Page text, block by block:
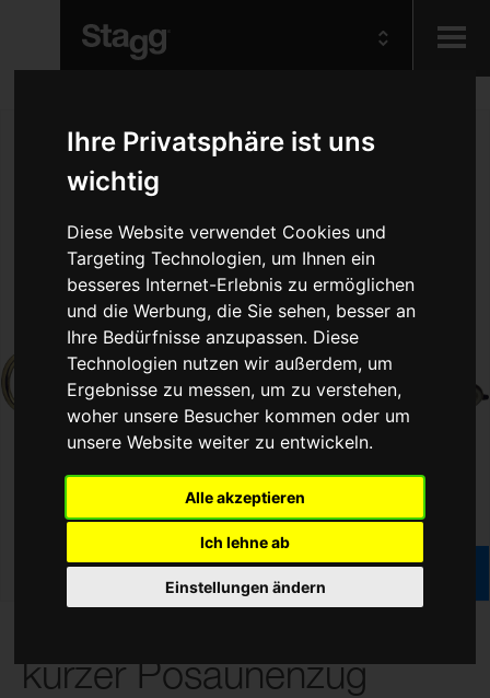
Ihre Privatsphäre ist uns
wichtig
Diese Website verwendet Cookies und
Targeting Technologien, um Ihnen ein
besseres Internet-Erlebnis zu ermöglichen
und die Werbung, die Sie sehen, besser an
Ihre Bedürfnisse anzupassen. Diese
Technologien nutzen wir außerdem, um
Ergebnisse zu messen, um zu verstehen,
woher unsere Besucher kommen oder um
unsere Website weiter zu entwickeln.
Alle akzeptieren
Ich lehne ab
Einstellungen ändern
kurzer Posaunenzug